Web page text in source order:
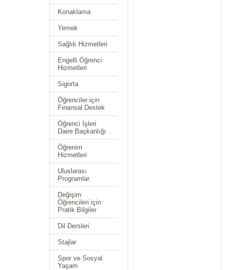
Konaklama
Yemek
Sağlık Hizmetleri
Engelli Öğrenci
Hizmetleri
Sigorta
Öğrenciler için
Finansal Destek
Öğrenci İşleri
Daire Başkanlığı
Öğrenim
Hizmetleri
Uluslarası
Programlar
Değişim
Öğrencileri için
Pratik Bilgiler
Dil Dersleri
Stajlar
Spor ve Sosyal
Yaşam